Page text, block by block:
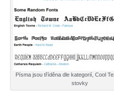
Písma jsou tříděna dle kategorií, Cool
stovky